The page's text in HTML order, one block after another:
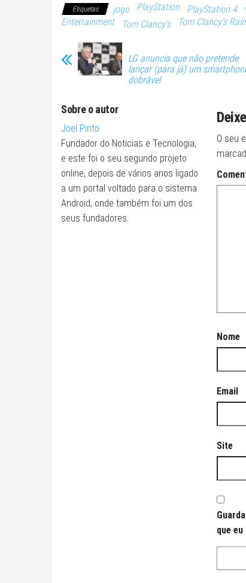
Etiquetas jogo PlayStation PlayStation 4
Entertainment
Tom Clancy’s Tom Clancy’s
LG anuncia que não pretende
lançar (para já) um
dobrável
Sobre o autor
Joel Pinto
Fundador do Noticias e Tecnologia,
e este foi o seu segundo projeto
online, depois de vários anos ligado
a um portal voltado para o sistema
Android, onde também foi um dos
seus fundadores.
O seu
Nome
Email
Site
que